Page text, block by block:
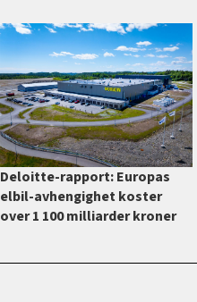
Deloitte-rapport: Europas
elbil-avhengighet koster
over 1 100 milliarder kroner